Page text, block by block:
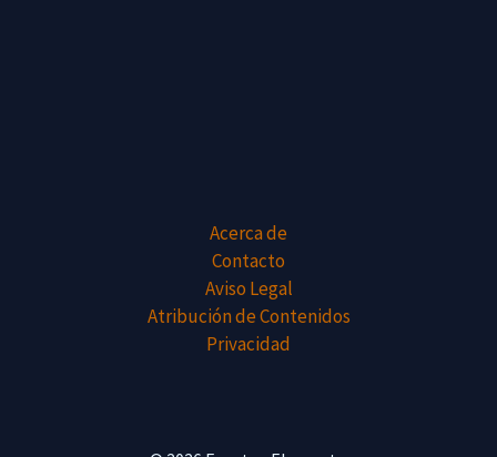
Acerca de
Contacto
Aviso Legal
Atribución de Contenidos
Privacidad